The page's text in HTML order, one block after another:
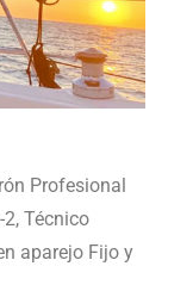
Profesional
2, Técnico
aparejo Fijo y